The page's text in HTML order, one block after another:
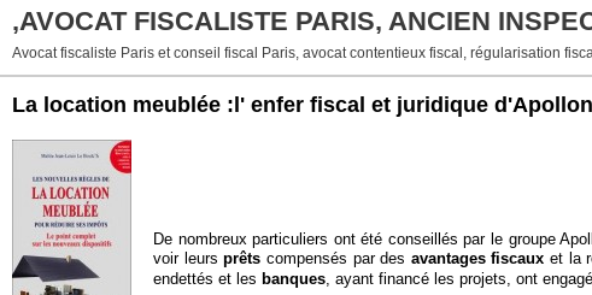
,AVOCAT FISCALISTE PARIS, ANCIEN
Avocat fiscaliste Paris et conseil fiscal Paris, avocat contentieux fiscal, régularisation
La location meublée :l' enfer fiscal et juridique
De nombreux particuliers ont été conseilléspar le groupe
voir leursprêts compensés par des avantages fiscaux et la
endettés et les banques, ayant financé les projets, ont